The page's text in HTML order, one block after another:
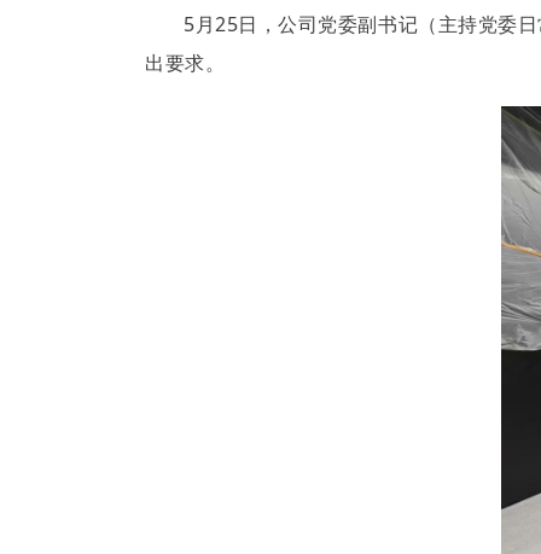
5月25日，公司党委副书记（主持党委
出要求。